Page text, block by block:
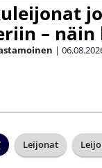
– näin
|
Leijonat